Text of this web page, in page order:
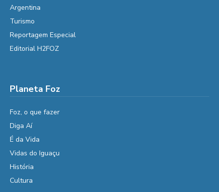
Argentina
Turismo
Reportagem Especial
Editorial H2FOZ
Planeta Foz
Foz, o que fazer
Diga Aí
É da Vida
Vidas do Iguaçu
História
Cultura